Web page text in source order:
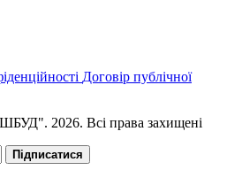
Договір публічної
2026. Всі права захищені
Підписатися